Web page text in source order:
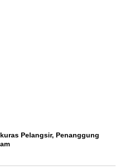
Pelangsir, Penanggung